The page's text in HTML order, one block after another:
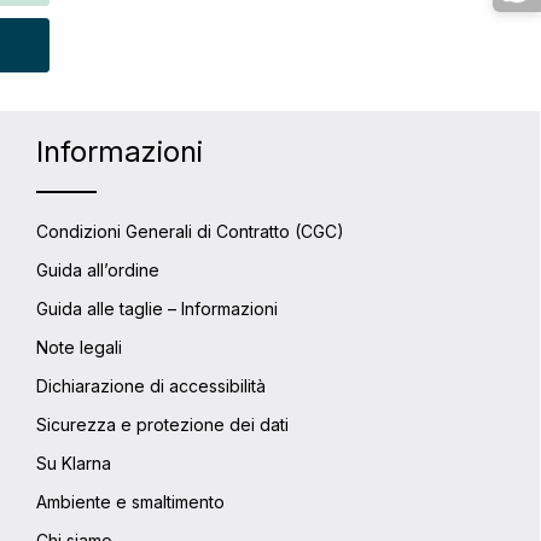
o diminuire la quantità.
o usa i pulsanti per
e,
il
inserisci la quantità desiderata o
Informazioni
Condizioni Generali di Contratto (CGC)
Guida all’ordine
Guida alle taglie – Informazioni
Note legali
Dichiarazione di accessibilità
Sicurezza e protezione dei dati
Su Klarna
Ambiente e smaltimento